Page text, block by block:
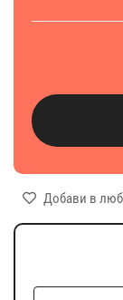
Добави в